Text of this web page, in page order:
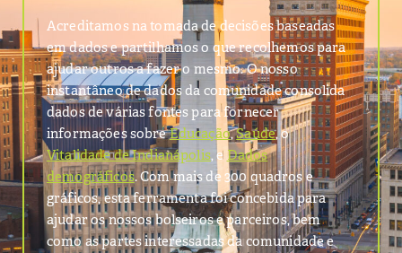
Acreditamos na tomada de decisões baseadas
em dados e partilhamos o que recolhemos para
ajudar outros a fazer o mesmo. O nosso
instantâneo de dados da comunidade consolida
dados de várias fontes para fornecer
informações sobreEducação,Saúde, o
Vitalidade de Indianápolis, e Dados
demográficos. Com mais de 300 quadros e
gráficos, esta ferramenta foi concebida para
ajudar os nossos bolseiros e parceiros, bem
como as partes interessadas da comunidade e